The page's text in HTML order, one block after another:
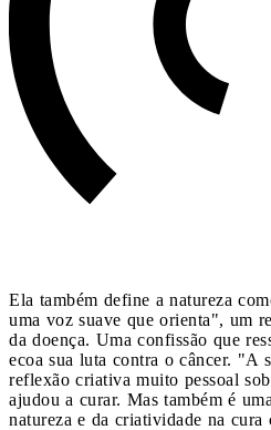
Ela também define a natureza
uma voz suave que orienta", um
da doença. Uma confissão que
ecoa sua luta contra o câncer. "A
reflexão criativa muito pessoal
ajudou a curar. Mas também é
natureza e da criatividade na cura